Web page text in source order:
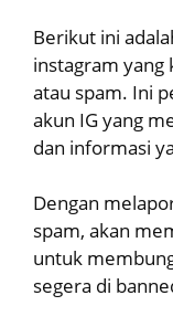
Berikut ini
instagram yang
atau spam. Ini
akun IG yang
dan informasi
Dengan
spam, akan
untuk
segera di